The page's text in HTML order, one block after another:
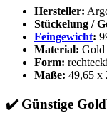
Hersteller:
Stückelung /
Feingewicht:
Material: Gold
Form:
Maße: 49,65 x
✔️Günstige